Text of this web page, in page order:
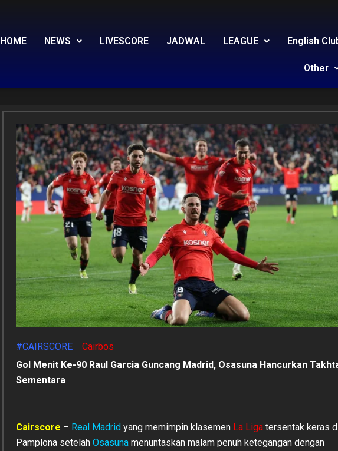
HOME NEWS LIVESCORE JADWAL LEAGUE English
Other
#CAIRSCORE
Cairbos
Gol Menit Ke-90 Raul Garcia Guncang Madrid, Osasuna Hancurkan
Sementara
Cairscore – Real Madrid yang memimpin klasemen La Liga tersentak keras
Pamplona setelah Osasuna menuntaskan malam penuh ketegangan dengan